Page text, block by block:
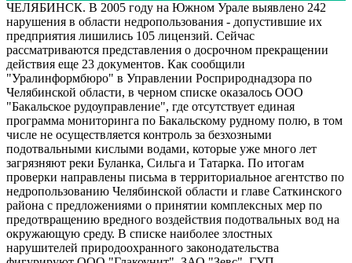
ЧЕЛЯБИНСК. В 2005 году на Южном Урале выявлено 242
нарушения в области недропользования - допустившие их
предприятия лишились 105 лицензий. Сейчас
рассматриваются представления о досрочном прекращении
действия еще 23 документов. Как сообщили
"Уралинформбюро" в Управлении Росприроднадзора по
Челябинской области, в черном списке оказалось ООО
"Бакальское рудоуправление", где отсутствует единая
программа мониторинга по Бакальскому рудному полю, в том
числе не осуществляется контроль за безхозными
подотвальными кислыми водами, которые уже много лет
загрязняют реки Буланка, Сильга и Татарка. По итогам
проверки направлены письма в территориальное агентство по
недропользованию Челябинской области и главе Саткинского
района с предложениями о принятии комплексных мер по
предотвращению вредного воздействия подотвальных вод на
окружающую среду. В списке наиболее злостных
нарушителей природоохранного законодательства